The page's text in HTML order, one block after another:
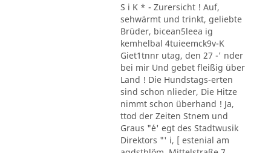
S i K * - Zurersicht ! Auf,
sehwärmt und trinkt, geliebte
Brüder, bicean5leea ig
kemhelbal 4tuieemck9v-K
Giet1tnnr utag, den 27 -' nder
bei mir Und gebet fleißig über
Land ! Die Hundstags-erten
sind schon nlieder, Die Hitze
nimmt schon überhand ! Ja,
ttod der Zeiten Stnem und
Graus "´e' egt des Stadtwusik
Direktors "' i, [ estenial am